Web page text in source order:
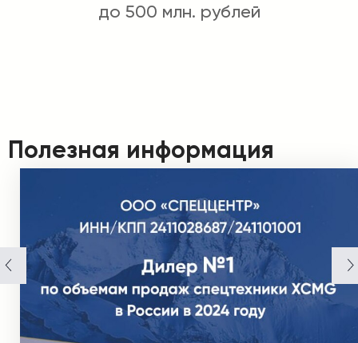
до 500 млн. рублей
Полезная информация